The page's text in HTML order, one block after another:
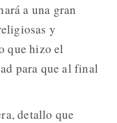
a una gran
y
que hizo el
para que al final
detallo que